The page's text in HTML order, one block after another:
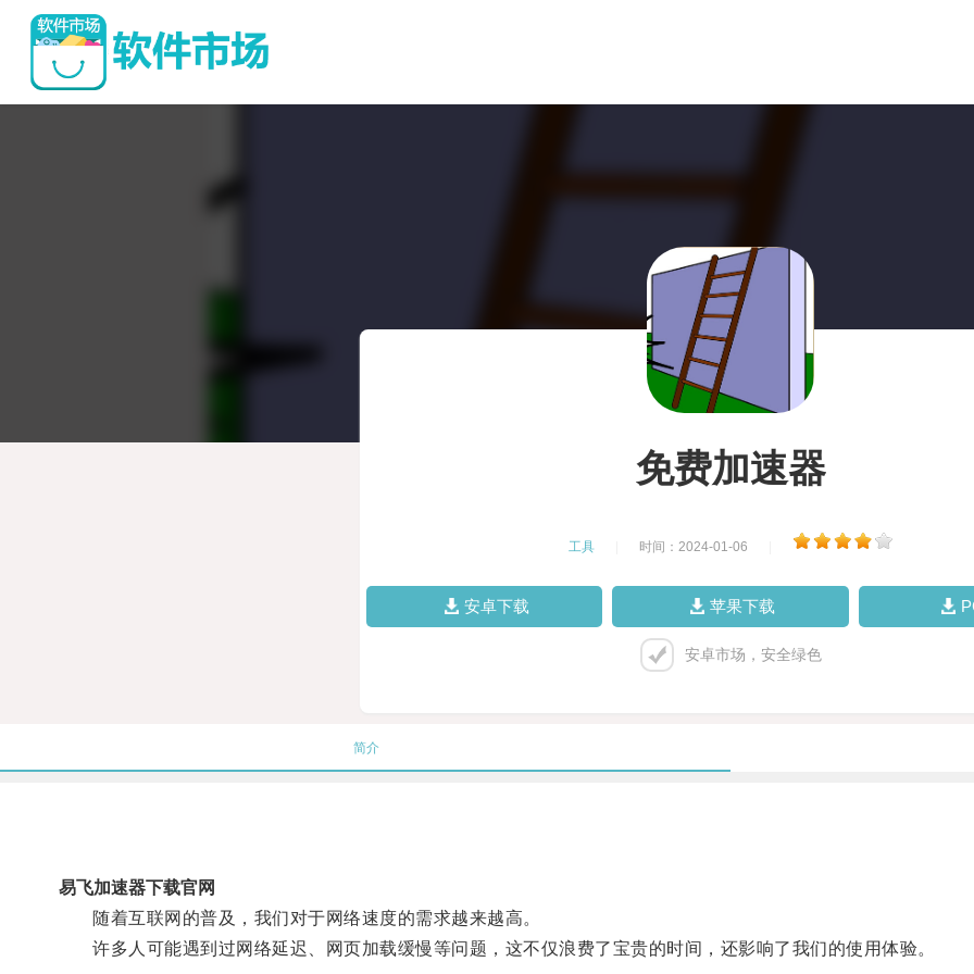
免费加速器
工具 时间：2024-01-06
安卓下载 苹果下载
安卓市场，安全绿色
简介
易飞加速器下载官网
随着互联网的普及，我们对于网络速度的需求越来越高。
许多人可能遇到过网络延迟、网页加载缓慢等问题，这不仅浪费了宝贵的时间，还影响了我们的使用体验。